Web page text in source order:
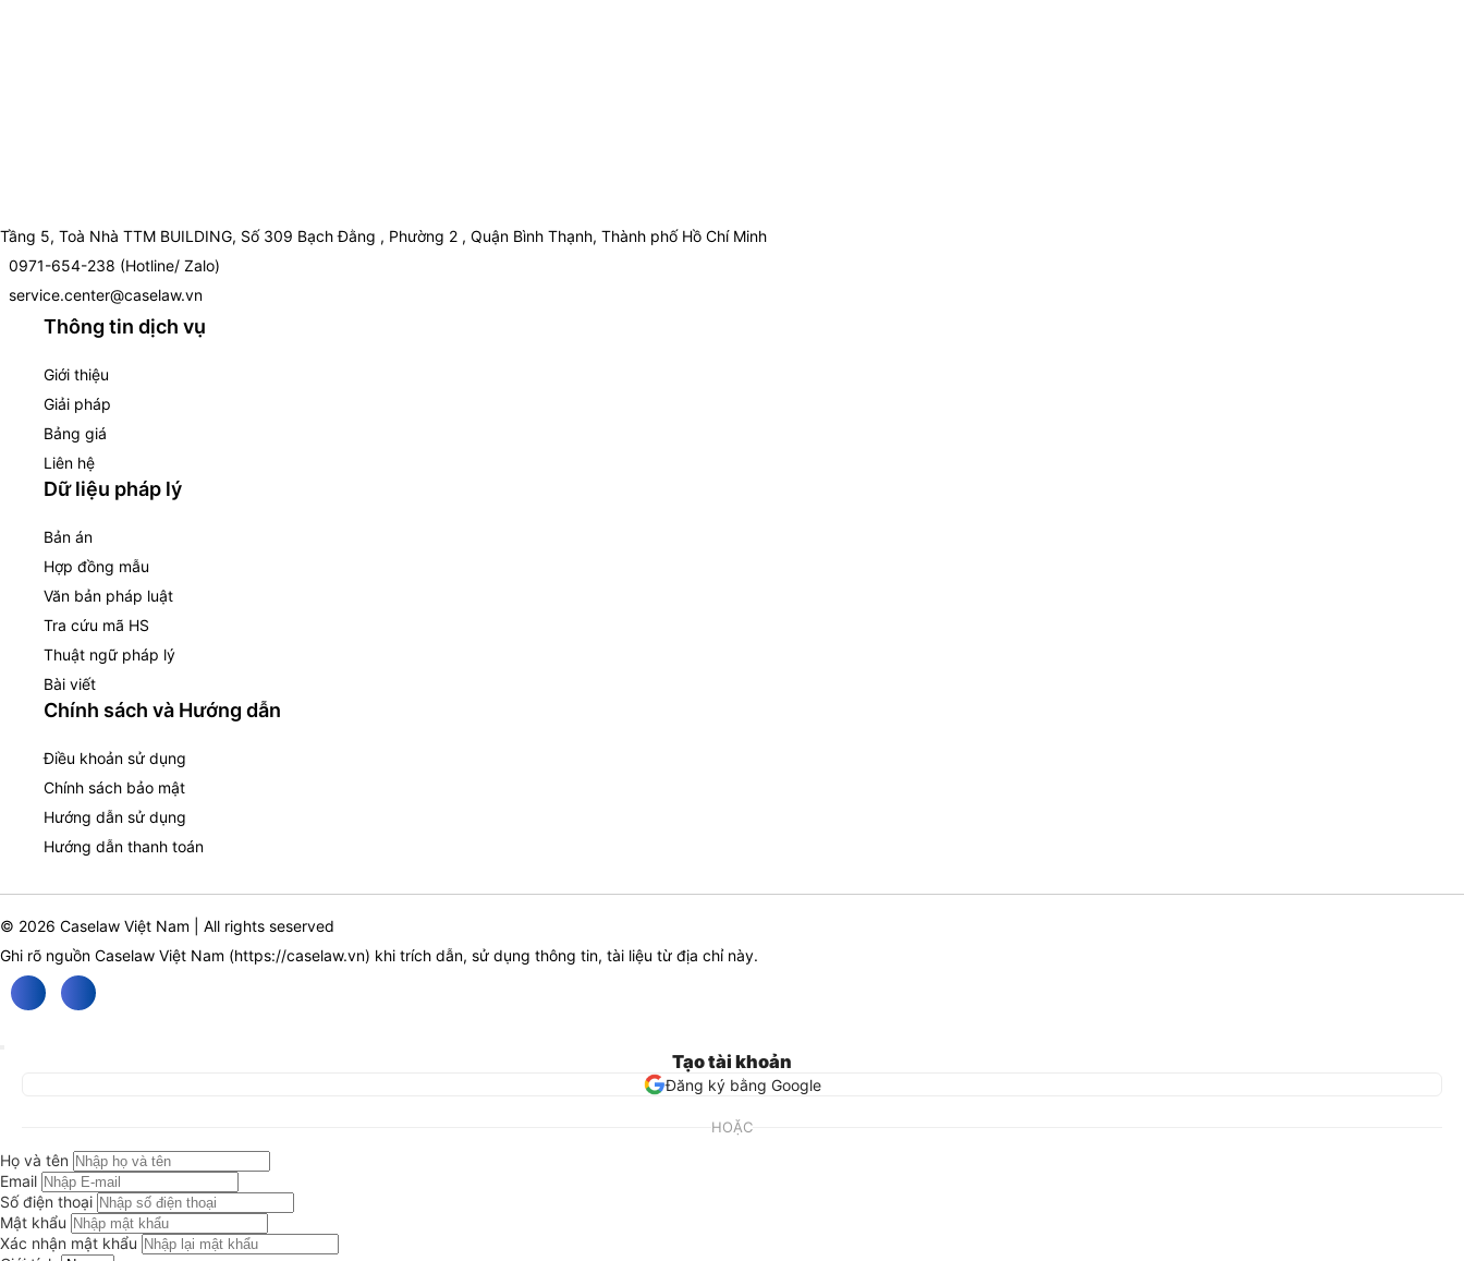
Tầng 5, Toà Nhà TTM BUILDING, Số 309 Bạch Đằng , Phường 2 , Quận Bình Thạnh, Thành phố Hồ Chí Minh
0971-654-238 (Hotline/ Zalo)
service.center@caselaw.vn
Thông tin dịch vụ
Giới thiệu
Giải pháp
Bảng giá
Liên hệ
Dữ liệu pháp lý
Bản án
Hợp đồng mẫu
Văn bản pháp luật
Tra cứu mã HS
Thuật ngữ pháp lý
Bài viết
Chính sách và Hướng dẫn
Điều khoản sử dụng
Chính sách bảo mật
Hướng dẫn sử dụng
Hướng dẫn thanh toán
© 2026 Caselaw Việt Nam | All rights seserved
Ghi rõ nguồn Caselaw Việt Nam (https://caselaw.vn) khi trích dẫn, sử dụng thông tin, tài liệu từ địa chỉ này.
Tạo tài khoản
Đăng ký bằng Google
HOẶC
Họ và tên
Email
Số điện thoại
Mật khẩu
Xác nhận mật khẩu